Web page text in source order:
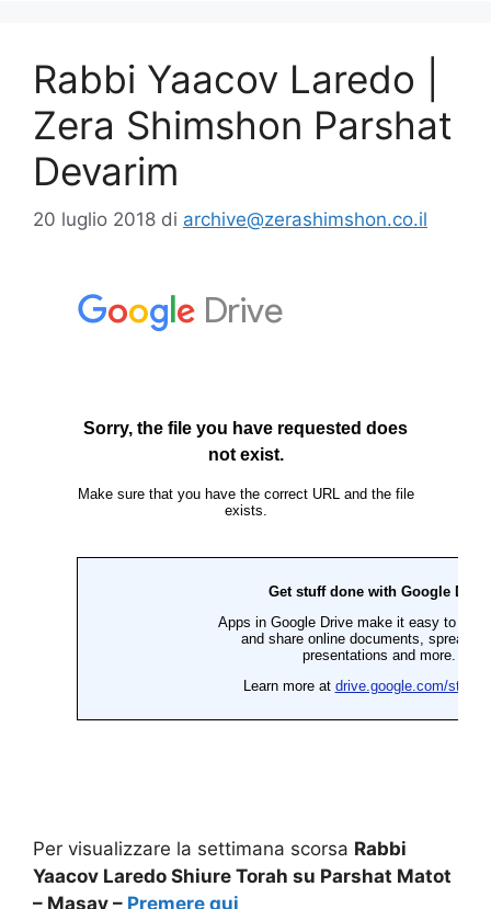
Rabbi Yaacov Laredo |
Zera Shimshon Parshat
Devarim
20 luglio 2018 di archive@zerashimshon.co.il
Per visualizzare la settimana scorsa Rabbi
Yaacov Laredo Shiure Torah su Parshat Matot
– Masay – Premere qui